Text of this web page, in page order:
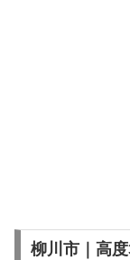
柳川市｜高